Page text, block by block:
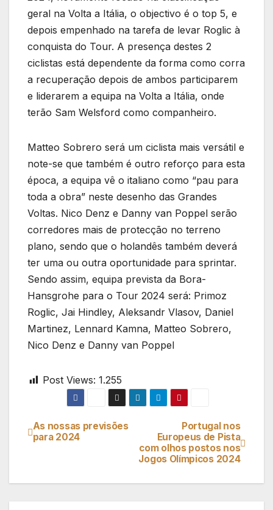
geral na Volta a Itália, o objectivo é o top 5, e
depois empenhado na tarefa de levar Roglic à
conquista do Tour. A presença destes 2
ciclistas está dependente da forma como corra
a recuperação depois de ambos participarem
e liderarem a equipa na Volta a Itália, onde
terão Sam Welsford como companheiro.
Matteo Sobrero será um ciclista mais versátil e
note-se que também é outro reforço para esta
época, a equipa vê o italiano como “pau para
toda a obra” neste desenho das Grandes
Voltas. Nico Denz e Danny van Poppel serão
corredores mais de protecção no terreno
plano, sendo que o holandês também deverá
ter uma ou outra oportunidade para sprintar.
Sendo assim, equipa prevista da Bora-
Hansgrohe para o Tour 2024 será: Primoz
Roglic, Jai Hindley, Aleksandr Vlasov, Daniel
Martinez, Lennard Kamna, Matteo Sobrero,
Nico Denz e Danny van Poppel
Post Views: 1.255
Navegação
artigos
Portugal nos
Europeus de Pista
com olhos postos nos
Jogos Olímpicos 2024
As nossas previsões
para 2024